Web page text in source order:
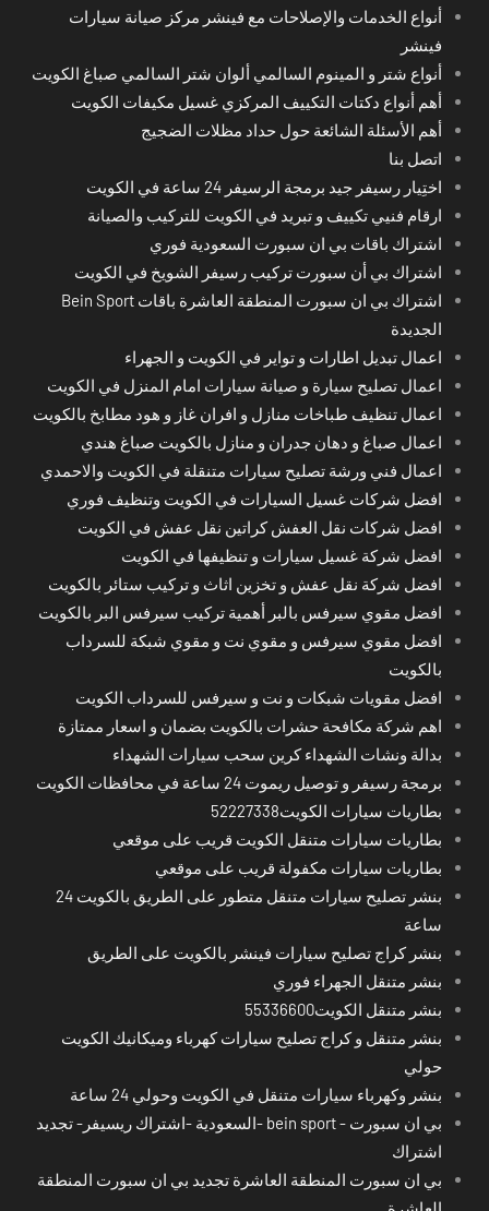
أنواع الخدمات والإصلاحات مع فينشر مركز صيانة سيارات
فينشر
أنواع شتر و المينوم السالمي ألوان شتر السالمي صباغ الكويت
أهم أنواع دكتات التكييف المركزي غسيل مكيفات الكويت
أهم الأسئلة الشائعة حول حداد مظلات الضجيج
اتصل بنا
اختِيار رسيفر جيد برمجة الرسيفر 24 ساعة في الكويت
ارقام فنيي تكييف و تبريد في الكويت للتركيب والصيانة
اشتراك باقات بي ان سبورت السعودية فوري
اشتراك بي أن سبورت تركيب رسيفر الشويخ في الكويت
اشتراك بي ان سبورت المنطقة العاشرة باقات Bein Sport
الجديدة
اعمال تبديل اطارات و تواير في الكويت و الجهراء
اعمال تصليح سيارة و صيانة سيارات امام المنزل في الكويت
اعمال تنظيف طباخات منازل و افران غاز و هود مطابخ بالكويت
اعمال صباغ و دهان جدران و منازل بالكويت صباغ هندي
اعمال فني ورشة تصليح سيارات متنقلة في الكويت والاحمدي
افضل شركات غسيل السيارات في الكويت وتنظيف فوري
افضل شركات نقل العفش كراتين نقل عفش في الكويت
افضل شركة غسيل سيارات و تنظيفها في الكويت
افضل شركة نقل عفش و تخزين اثاث و تركيب ستائر بالكويت
افضل مقوي سيرفس بالبر أهمية تركيب سيرفس البر بالكويت
افضل مقوي سيرفس و مقوي نت و مقوي شبكة للسرداب
بالكويت
افضل مقويات شبكات و نت و سيرفس للسرداب الكويت
اهم شركة مكافحة حشرات بالكويت بضمان و اسعار ممتازة
بدالة ونشات الشهداء كرين سحب سيارات الشهداء
برمجة رسيفر و توصيل ريموت 24 ساعة في محافظات الكويت
بطاريات سيارات الكويت52227338
بطاريات سيارات متنقل الكويت قريب على موقعي
بطاريات سيارات مكفولة قريب على موقعي
بنشر تصليح سيارات متنقل متطور على الطريق بالكويت 24
ساعة
بنشر كراج تصليح سيارات فينشر بالكويت على الطريق
بنشر متنقل الجهراء فوري
بنشر متنقل الكويت55336600
بنشر متنقل و كراج تصليح سيارات كهرباء وميكانيك الكويت
حولي
بنشر وكهرباء سيارات متنقل في الكويت وحولي 24 ساعة
بي ان سبورت - bein sport -السعودية -اشتراك ريسيفر- تجديد
اشتراك
بي ان سبورت المنطقة العاشرة تجديد بي ان سبورت المنطقة